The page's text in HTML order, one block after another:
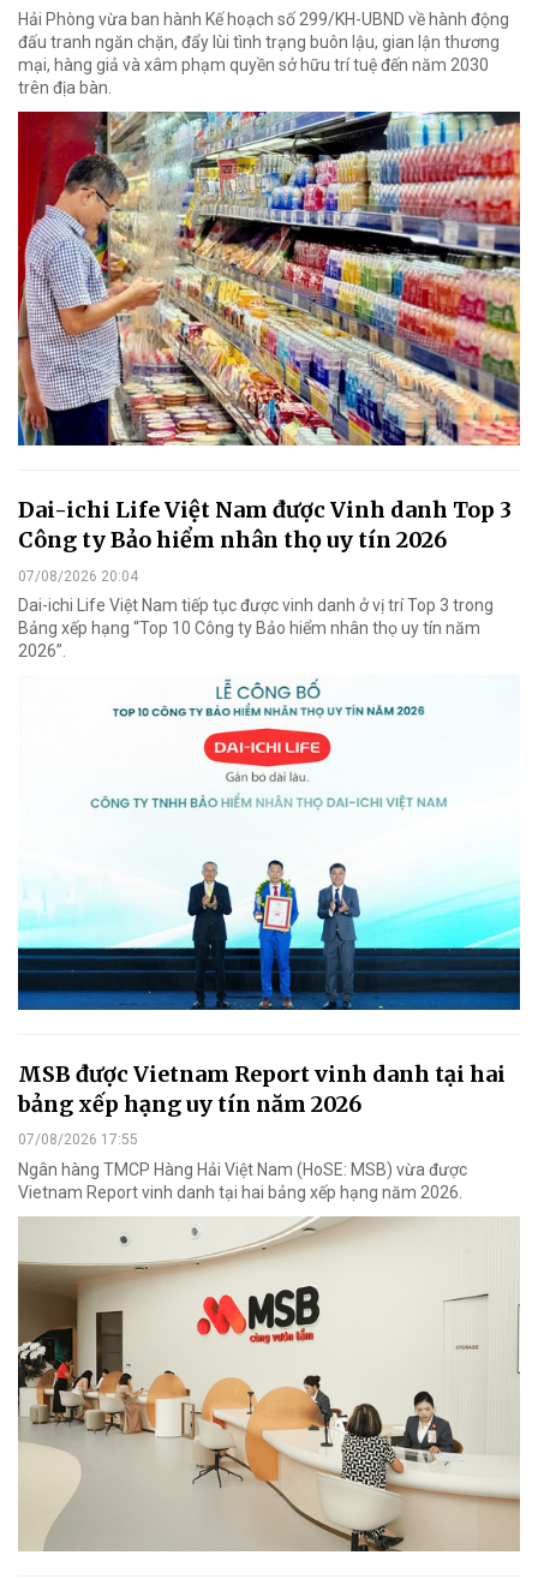
Hải Phòng vừa ban hành Kế hoạch số 299/KH-UBND về hành động
đấu tranh ngăn chặn, đẩy lùi tình trạng buôn lậu, gian lận thương
mại, hàng giả và xâm phạm quyền sở hữu trí tuệ đến năm 2030
trên địa bàn.
Dai-ichi Life Việt Nam được Vinh danh Top 3
Công ty Bảo hiểm nhân thọ uy tín 2026
07/08/2026 20:04
Dai-ichi Life Việt Nam tiếp tục được vinh danh ở vị trí Top 3 trong
Bảng xếp hạng “Top 10 Công ty Bảo hiểm nhân thọ uy tín năm
2026”.
MSB được Vietnam Report vinh danh tại hai
bảng xếp hạng uy tín năm 2026
07/08/2026 17:55
Ngân hàng TMCP Hàng Hải Việt Nam (HoSE: MSB) vừa được
Vietnam Report vinh danh tại hai bảng xếp hạng năm 2026.